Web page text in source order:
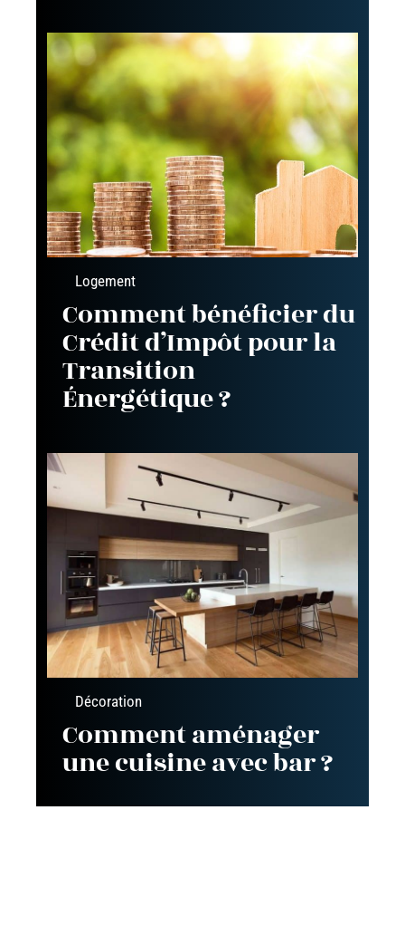
Logement
Comment bénéficier du
Crédit d’Impôt pour la
Transition
Énergétique ?
Décoration
Comment aménager
une cuisine avec bar ?